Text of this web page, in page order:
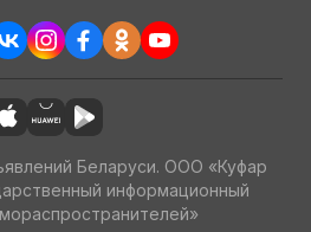
Беларуси. ООО «Куфар
информационный